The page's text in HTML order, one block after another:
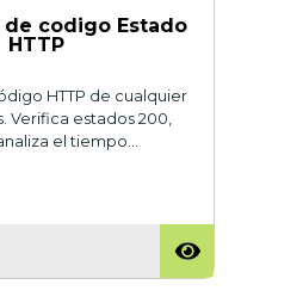
codigo Estado
HTTP
HTTP de cualquier
Verifica estados 200,
el tiempo…